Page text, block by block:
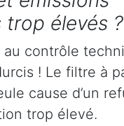
élevés ?
au contrôle
! Le filtre à
cause d’un
trop élevé.